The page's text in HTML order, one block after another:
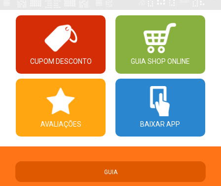
CUPOM DESCONTO GUIA SHOP ONLINE
AVALIAÇÕES BAIXAR APP
GUIA